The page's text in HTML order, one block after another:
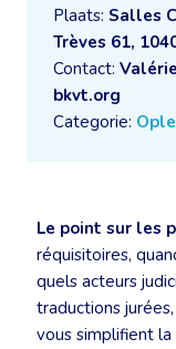
Plaats: Salles
Trèves 61,
Contact:
bkvt.org
Categorie:
Le point sur les
réquisitoires,
quels acteurs
traductions
vous simplifient